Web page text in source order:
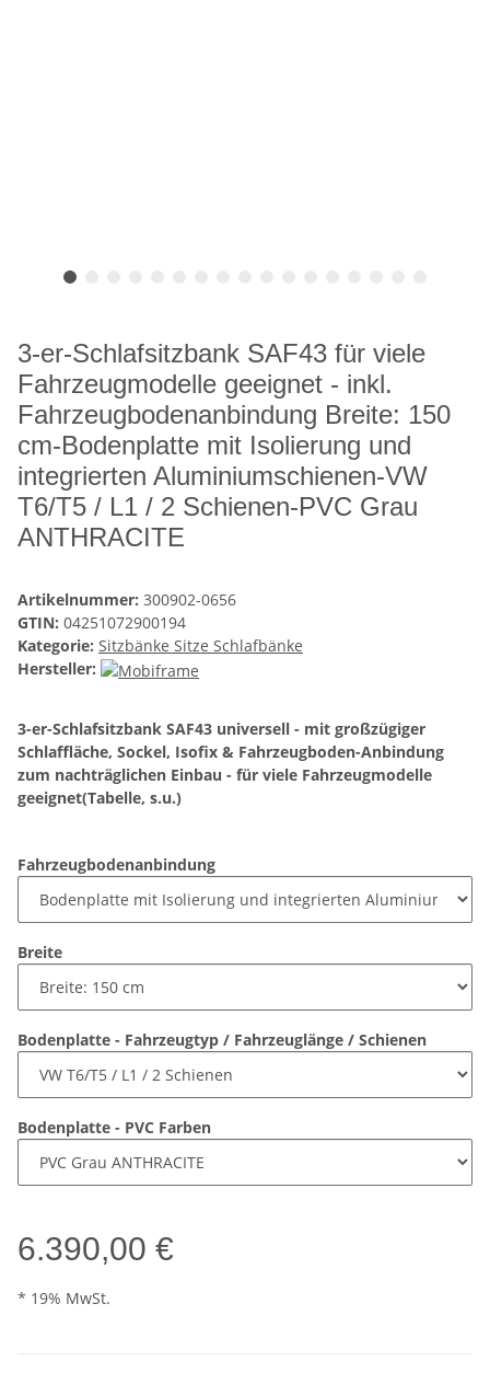
3-er-Schlafsitzbank SAF43 für viele
Fahrzeugmodelle geeignet - inkl.
Fahrzeugbodenanbindung Breite: 150
cm-Bodenplatte mit Isolierung und
integrierten Aluminiumschienen-VW
T6/T5 / L1 / 2 Schienen-PVC Grau
ANTHRACITE
Artikelnummer: 300902-0656
GTIN: 04251072900194
Kategorie: Sitzbänke Sitze Schlafbänke
Hersteller:
3-er-Schlafsitzbank SAF43 universell - mit großzügiger
Schlaffläche, Sockel, Isofix & Fahrzeugboden-Anbindung
zum nachträglichen Einbau - für viele Fahrzeugmodelle
geeignet(Tabelle, s.u.)
Fahrzeugbodenanbindung
Breite
Bodenplatte - Fahrzeugtyp / Fahrzeuglänge / Schienen
Bodenplatte - PVC Farben
6.390,00 €
* 19% MwSt.